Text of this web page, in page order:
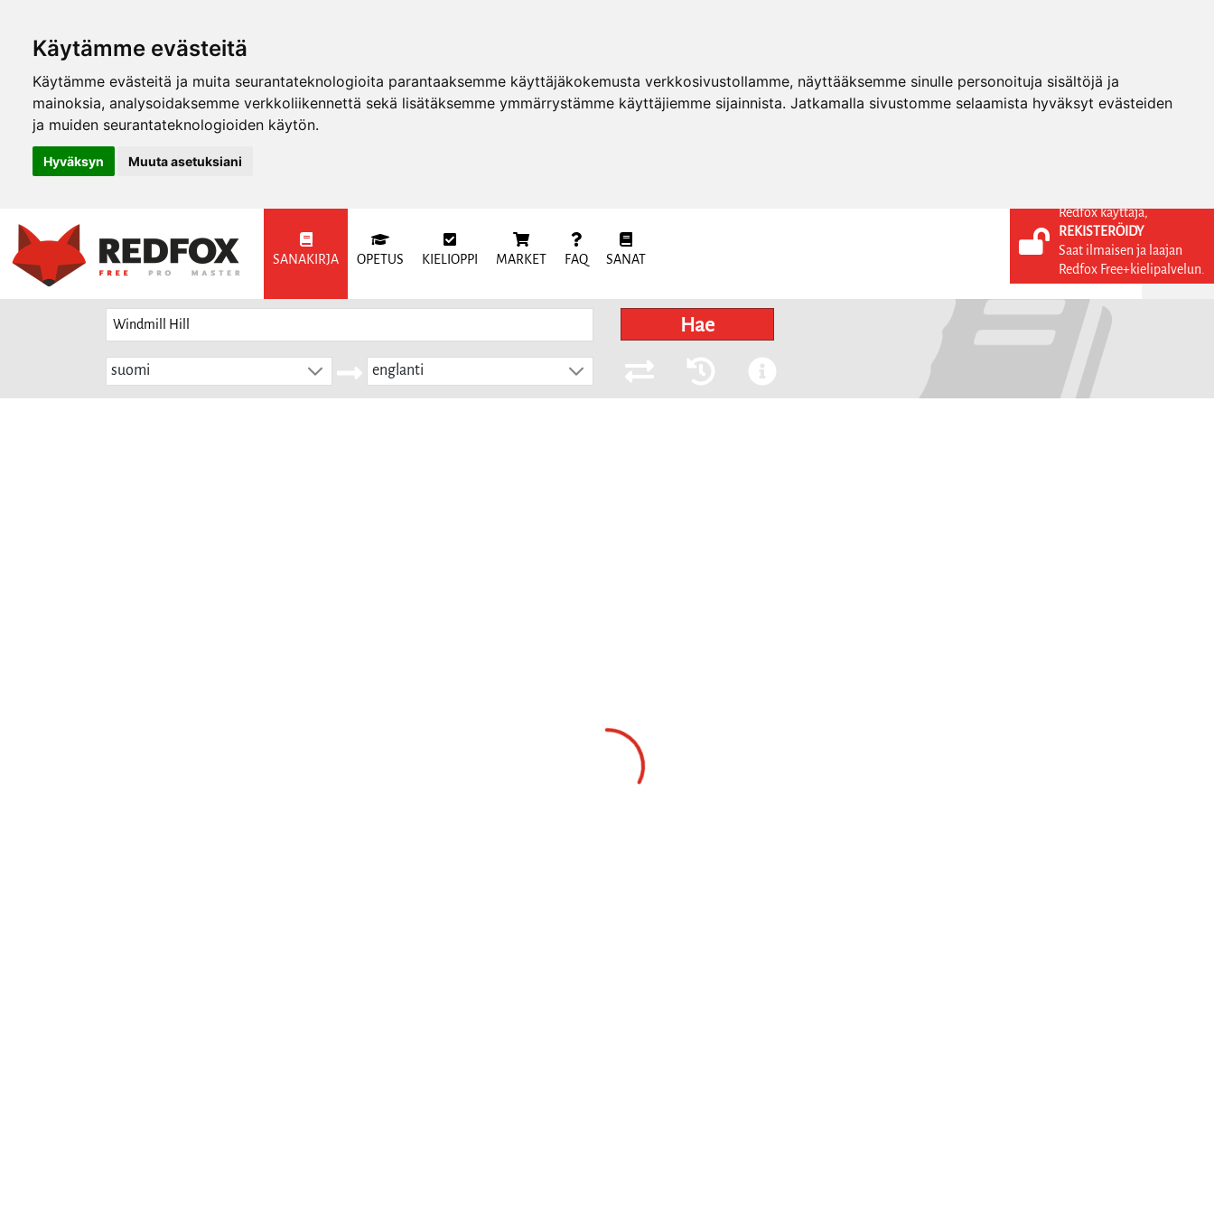
Käytämme evästeitä
Käytämme evästeitä ja muita seurantateknologioita parantaaksemme käyttäjäkokemusta verkkosivustollamme, näyttääksemme sinulle personoituja sisältöjä ja
mainoksia, analysoidaksemme verkkoliikennettä sekä lisätäksemme ymmärrystämme käyttäjiemme sijainnista. Jatkamalla sivustomme selaamista hyväksyt evästeiden
ja muiden seurantateknologioiden käytön.
Hyväksyn Muuta asetuksiani
SANAKIRJA OPETUS KIELIOPPI MARKET FAQ SANAT
KIRJAUDU SISÄÄN
REKISTERÖIDY
Hae
suomi englanti
Redfox käyttäjä,
REKISTERÖIDY
Saat ilmaisen ja laajan
Redfox Free+kielipalvelun.